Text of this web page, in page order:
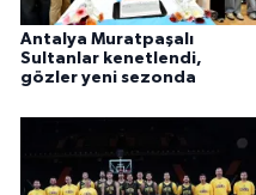
Antalya Muratpaşalı
Sultanlar kenetlendi,
gözler yeni sezonda